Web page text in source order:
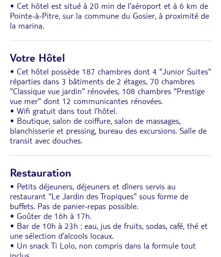
• Cet hôtel est situé à 20 min de l’aéroport et à 6 km de
Pointe-à-Pitre, sur la commune du Gosier, à proximité de
la marina.
Votre Hôtel
• Cet hôtel possède 187 chambres dont 4 "Junior Suites"
réparties dans 3 bâtiments de 2 étages, 70 chambres
"Classique vue jardin" rénovées, 108 chambres "Prestige
vue mer" dont 12 communicantes rénovées.
• Wifi gratuit dans tout l’hôtel.
• Boutique, salon de coiffure, salon de massages,
blanchisserie et pressing, bureau des excursions. Salle de
transit avec douches.
Restauration
• Petits déjeuners, déjeuners et dîners servis au
restaurant "Le Jardin des Tropiques" sous forme de
buffets. Pas de panier-repas possible.
• Goûter de 16h à 17h.
• Bar de 10h à 23h : eau, jus de fruits, sodas, café, thé et
une sélection d'alcools locaux.
• Un snack Ti Lolo, non compris dans la formule tout